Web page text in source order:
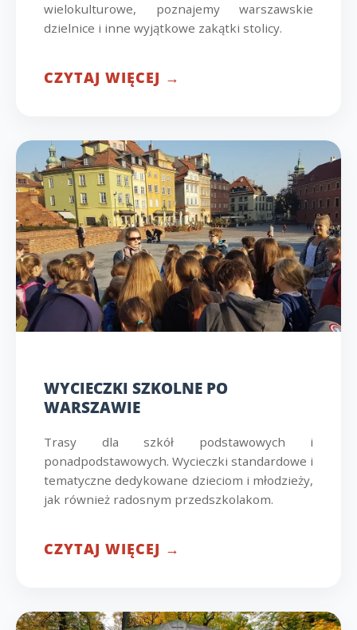
wielokulturowe, poznajemy warszawskie
dzielnice i inne wyjątkowe zakątki stolicy.
CZYTAJ WIĘCEJ →
WYCIECZKI SZKOLNE PO
WARSZAWIE
Trasy dla szkół podstawowych i
ponadpodstawowych. Wycieczki standardowe i
tematyczne dedykowane dzieciom i młodzieży,
jak również radosnym przedszkolakom.
CZYTAJ WIĘCEJ →